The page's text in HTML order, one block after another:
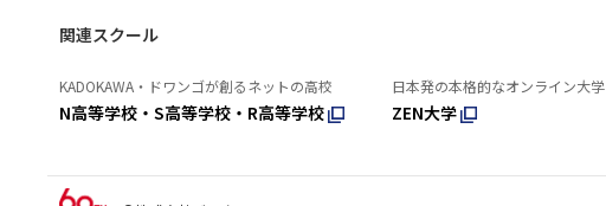
関連スクール
KADOKAWA・ドワンゴが創るネットの高校
N高等学校・S高等学校・R高等学校
日本発の本格的なオンライン大学
ZEN大学